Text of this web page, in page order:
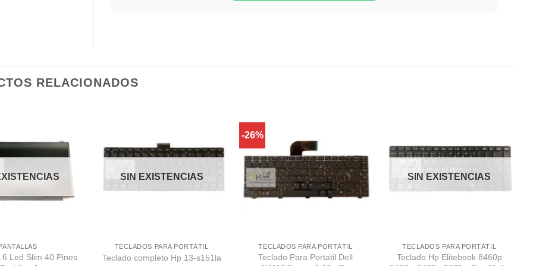
RELACIONADOS
Despues
PANTALLAS
Led Slim 40 Pines
Despues
SIN EXISTENCIAS
TECLADOS PARA PORTÁTIL
Teclado completo Hp 13-s151la
-26%
TECLADOS PARA PORTÁTIL
Teclado Para Portatil Dell
Despues
SIN EXISTENCIAS
TECLADOS PARA PORTÁTIL
Teclado Hp Elitebook 8460p